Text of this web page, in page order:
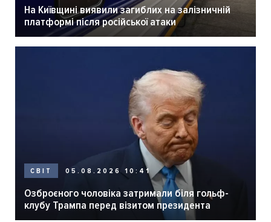
На Київщині виявили загиблих на залізничній
платформі після російської атаки
СВІТ 05.08.2026 10:41
Озброєного чоловіка затримали біля гольф-
клубу Трампа перед візитом президента